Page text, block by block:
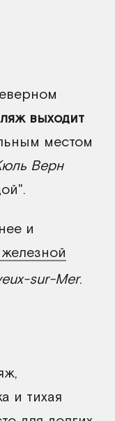
выходит
местом
Верн
и
sur-Mer.
и тихая